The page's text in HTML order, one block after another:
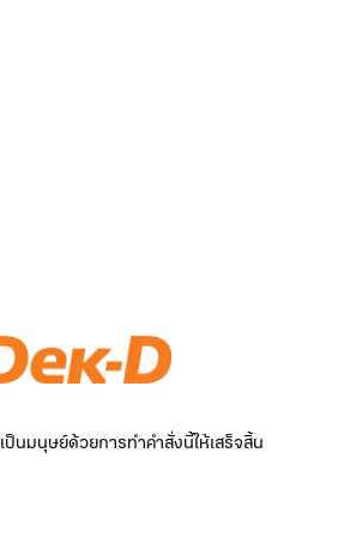
นมนุษย์ด้วยการทำคำสั่งนี้ให้เสร็จสิ้น